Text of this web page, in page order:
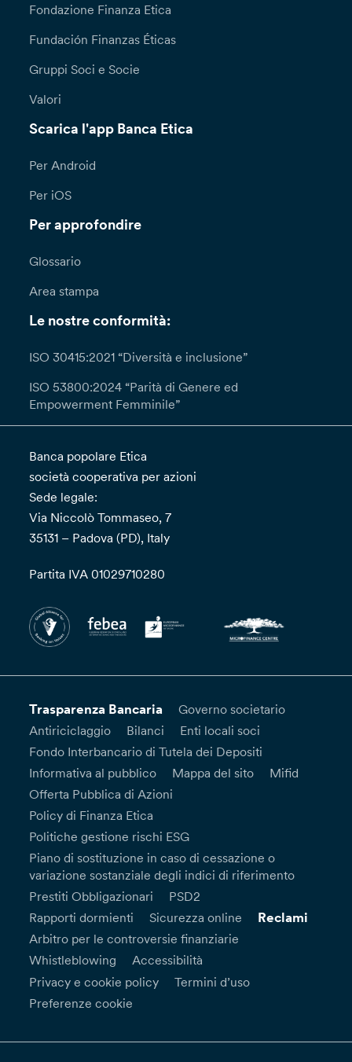
Fondazione Finanza Etica
Fundación Finanzas Éticas
Gruppi Soci e Socie
Valori
Scarica l'app Banca Etica
Per Android
Per iOS
Per approfondire
Glossario
Area stampa
Le nostre conformità:
ISO 30415:2021 “Diversità e inclusione”
ISO 53800:2024 “Parità di Genere ed
Empowerment Femminile”
Banca popolare Etica
società cooperativa per azioni
Sede legale:
Via Niccolò Tommaseo, 7
35131 – Padova (PD), Italy
Partita IVA 01029710280
Trasparenza Bancaria
Governo societario
Antiriciclaggio
Bilanci
Enti locali soci
Fondo Interbancario di Tutela dei Depositi
Informativa al pubblico
Mappa del sito
Mifid
Offerta Pubblica di Azioni
Policy di Finanza Etica
Politiche gestione rischi ESG
Piano di sostituzione in caso di cessazione o
variazione sostanziale degli indici di riferimento
Prestiti Obbligazionari
PSD2
Rapporti dormienti
Sicurezza online Reclami
Arbitro per le controversie finanziarie
Whistleblowing
Accessibilità
Privacy e cookie policy
Termini d’uso
Preferenze cookie